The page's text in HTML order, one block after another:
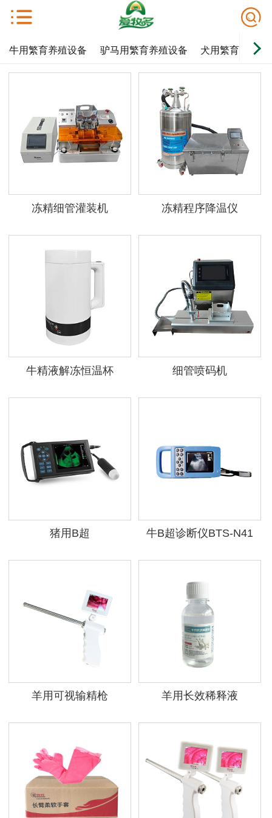
牛用繁育养殖设备 驴马用繁育养殖设备 犬用繁育养殖设
冻精细管灌装机 冻精程序降温仪
牛精液解冻恒温杯 细管喷码机
猪用B超 牛B超诊断仪BTS-N41
羊用可视输精枪 羊用长效稀释液